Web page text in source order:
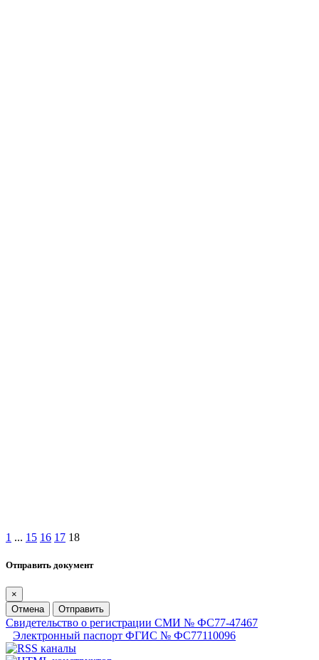
1 ... 15 16 17 18
Отправить документ
×
Отмена
Отправить
Свидетельство о регистрации СМИ № ФС77-47467
Электронный паспорт ФГИС № ФС77110096